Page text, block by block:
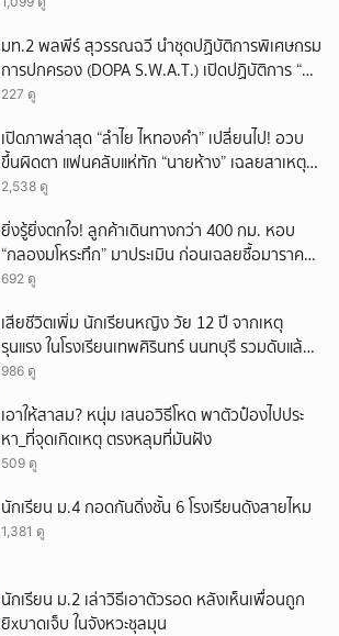
มท.2 พลพีร์ สุวรรณฉวี นำชุดปฏิบัติการพิเศษกรม
การปกครอง (DOPA S.W.A.T.) เปิดปฏิบัติการ “บา
รมีโสธร” บุกจับผับเถื่อนอัพยา กลางเมืองแปดริ้ว
227 ดู
เปิดภาพล่าสุด “ลำไย ไหทองคำ” เปลี่ยนไป! อวบ
ขึ้นผิดตา แฟนคลับแห่ทัก “นายห้าง” เฉลยสาเหตุ
ชัด!
2,538 ดู
ยิ่งรู้ยิ่งตกใจ! ลูกค้าเดินทางกว่า 400 กม. หอบ
“กลองมโหระทึก” มาประเมิน ก่อนเฉลยซื้อมาราคา
เท่าไหร่?
692 ดู
เสียชีวิตเพิ่ม นักเรียนหญิง วัย 12 ปี จากเหตุ
รุนแรง ในโรงเรียนเทพศิรินทร์ นนทบุรี รวมดับแล้ว
9 ราย
986 ดู
เอาให้สาสม? หนุ่ม เสนอวิธีโหด พาตัวป๋องไปประ
หา_ที่จุดเกิดเหตุ ตรงหลุมที่มันฝัง
509 ดู
นักเรียน ม.4 กอดกันดิ่งชั้น 6 โรงเรียนดังสายไหม
1,381 ดู
นักเรียน ม.2 เล่าวิธีเอาตัวรอด หลังเห็นเพื่อนถูก
ยิxบาดเจ็บ ในจังหวะชุลมุน